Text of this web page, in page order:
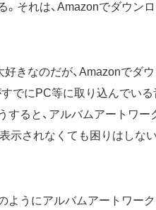
。それは、Amazonでダウン
きなのだが、Amazonでダ
すでにPC等に取り込んでい
すると、アルバムアートワー
示されなくても困りはしな
ようにアルバムアートワー